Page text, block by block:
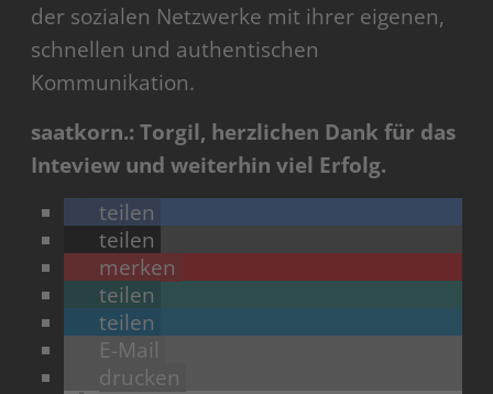
der sozialen Netzwerke mit ihrer eigenen,
schnellen und authentischen
Kommunikation.
saatkorn.: Torgil, herzlichen Dank für das
Inteview und weiterhin viel Erfolg.
teilen
teilen
merken
teilen
teilen
E-Mail
drucken